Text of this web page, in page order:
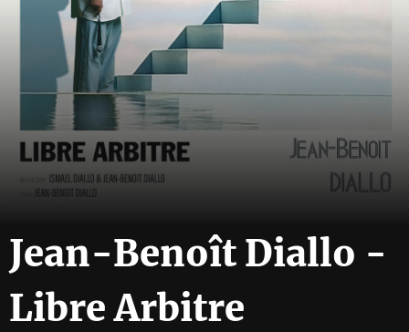
Jean-Benoît Diallo -
Libre Arbitre